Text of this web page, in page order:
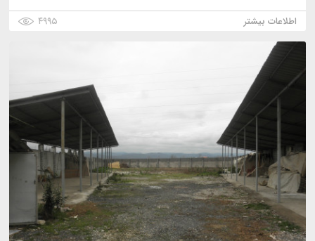
اطلاعات بیشتر
۴۹۹۵